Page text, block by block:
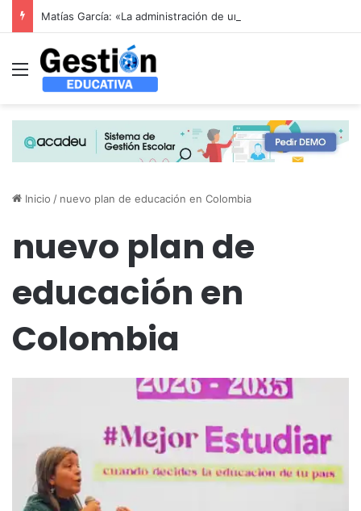
Menú
Inicio / nuevo plan de educación en Colombia
nuevo plan de
educación en
Colombia